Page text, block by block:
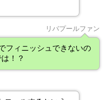
リバプールファン
フィニッシュできないの
！？